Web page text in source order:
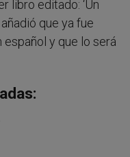
libro editado: ‘Un
que ya fue
español y que lo será